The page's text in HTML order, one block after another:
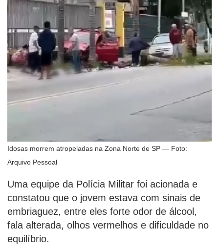
Idosas morrem atropeladas na Zona Norte de SP — Foto:
Arquivo Pessoal
Uma equipe da Polícia Militar foi acionada e
constatou que o jovem estava com sinais de
embriaguez, entre eles forte odor de álcool,
fala alterada, olhos vermelhos e dificuldade no
equilíbrio.